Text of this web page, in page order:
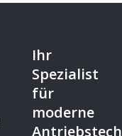
Ihr
Spezialist
für
moderne